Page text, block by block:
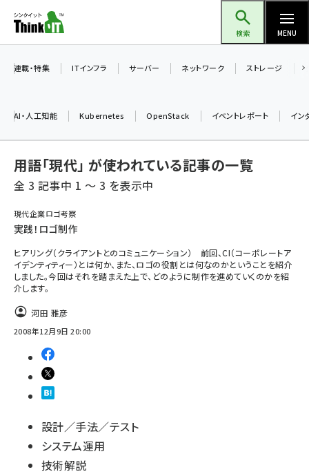
ン
ツ
検索 MENU
ai (2504)
加藤銘のチーム貢献～仲間と築いた勝利の絆～ (2325)
北海道をのんびり旅する晴山佳須夫のヒント集！ (2047)
drupal (1963)
genai (1492)
abc123 (1367)
ai crunch (1363)
連載・特集 ITインフラ サーバー ネットワーク ストレージ
AI・人工知能 Kubernetes OpenStack イベントレポート イン
用語「現代」 が使われている記事の一覧
全 3 記事中 1 ～ 3 を表示中
現代企業ロゴ考察
実践！ロゴ制作
ヒアリング（クライアントとのコミュニケーション） 前回、CI（コーポレートア
イデンティティー）とは何か、また、ロゴの役割とは何なのかということを紹介
しました。今回はそれを踏まえた上で、どのように制作を進めていくのかを紹
介します。
河田 雅彦
2008年12月9日 20:00
設計／手法／テスト
システム運用
技術解説